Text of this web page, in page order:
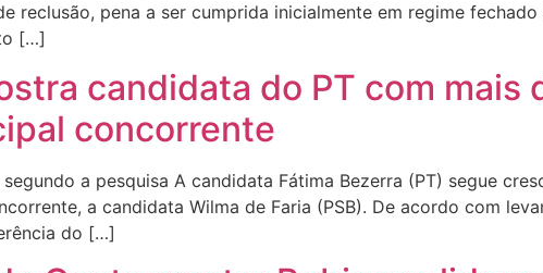
reclusão, pena a ser cumprida inicialmente em regime
[…]
candidata do PT com mais
concorrente
a pesquisa A candidata Fátima Bezerra (PT) segue
a candidata Wilma de Faria (PSB). De acordo com
do […]